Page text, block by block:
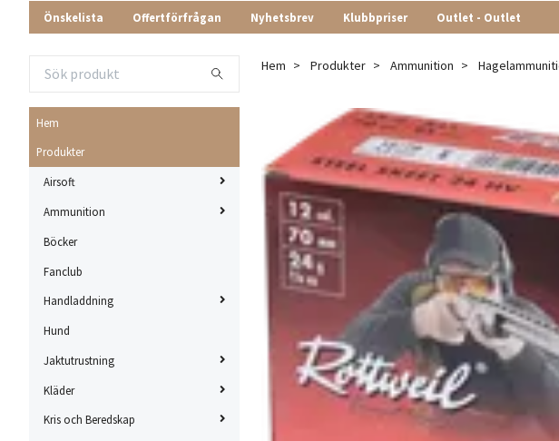
Önskelista Offertförfrågan Nyhetsbrev Klubbpriser Outlet - Outlet
Hem
Produkter
Airsoft
Ammunition
Böcker
Fanclub
Handladdning
Hund
Jaktutrustning
Kläder
Kris och Beredskap
Hem Produkter Ammunition